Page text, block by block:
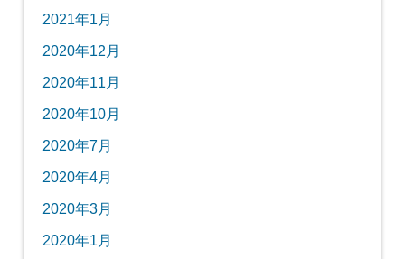
2021年1月
2020年12月
2020年11月
2020年10月
2020年7月
2020年4月
2020年3月
2020年1月